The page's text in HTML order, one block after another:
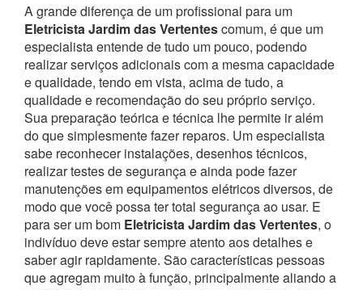
A grande diferença de um profissional para um
Eletricista Jardim das Vertentescomum, é que um
especialista entende de tudo um pouco, podendo
realizar serviços adicionais com a mesma capacidade
e qualidade, tendo em vista, acima de tudo, a
qualidade e recomendação do seu próprio serviço.
Sua preparação teórica e técnica lhe permite ir além
do que simplesmente fazer reparos. Um especialista
sabe reconhecer instalações, desenhos técnicos,
realizar testes de segurança e ainda pode fazer
manutenções em equipamentos elétricos diversos, de
modo que você possa ter total segurança ao usar. E
para ser um bom Eletricista Jardim das Vertentes, o
indivíduo deve estar sempre atento aos detalhes e
saber agir rapidamente. São características pessoas
que agregam muito à função, principalmente aliando a